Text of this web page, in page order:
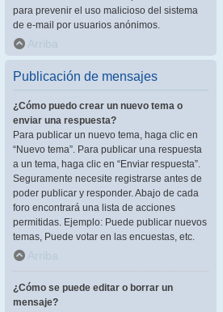
para prevenir el uso malicioso del sistema
de e-mail por usuarios anónimos.
Arriba
Publicación de mensajes
¿Cómo puedo crear un nuevo tema o
enviar una respuesta?
Para publicar un nuevo tema, haga clic en
“Nuevo tema”. Para publicar una respuesta
a un tema, haga clic en “Enviar respuesta”.
Seguramente necesite registrarse antes de
poder publicar y responder. Abajo de cada
foro encontrará una lista de acciones
permitidas. Ejemplo: Puede publicar nuevos
temas, Puede votar en las encuestas, etc.
Arriba
¿Cómo se puede editar o borrar un
mensaje?